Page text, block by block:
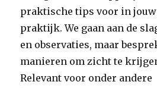
praktische tips voor in
praktijk. We gaan aan de
en observaties, maar
manieren om zicht te
Relevant voor onder andere